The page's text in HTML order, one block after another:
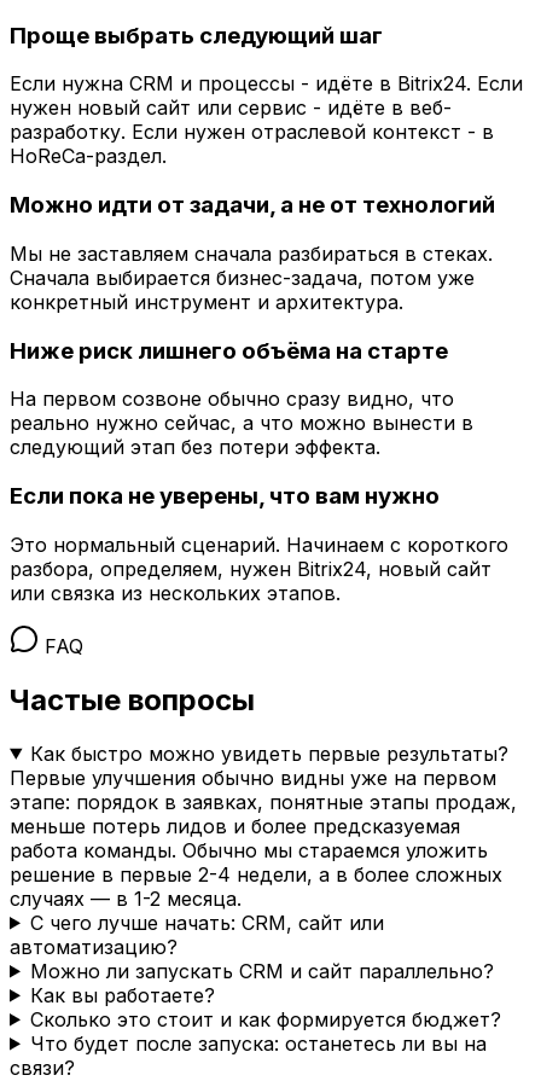
Проще выбрать следующий шаг
Если нужна CRM и процессы - идёте в Bitrix24. Если
нужен новый сайт или сервис - идёте в веб-
разработку. Если нужен отраслевой контекст - в
HoReCa-раздел.
Можно идти от задачи, а не от технологий
Мы не заставляем сначала разбираться в стеках.
Сначала выбирается бизнес-задача, потом уже
конкретный инструмент и архитектура.
Ниже риск лишнего объёма на старте
На первом созвоне обычно сразу видно, что
реально нужно сейчас, а что можно вынести в
следующий этап без потери эффекта.
Если пока не уверены, что вам нужно
Это нормальный сценарий. Начинаем с короткого
разбора, определяем, нужен Bitrix24, новый сайт
или связка из нескольких этапов.
FAQ
Частые вопросы
Как быстро можно увидеть первые результаты?
Первые улучшения обычно видны уже на первом
этапе: порядок в заявках, понятные этапы продаж,
меньше потерь лидов и более предсказуемая
работа команды. Обычно мы стараемся уложить
решение в первые 2-4 недели, а в более сложных
случаях — в 1-2 месяца.
С чего лучше начать: CRM, сайт или
автоматизацию?
Можно ли запускать CRM и сайт параллельно?
Как вы работаете?
Сколько это стоит и как формируется бюджет?
Что будет после запуска: останетесь ли вы на
связи?